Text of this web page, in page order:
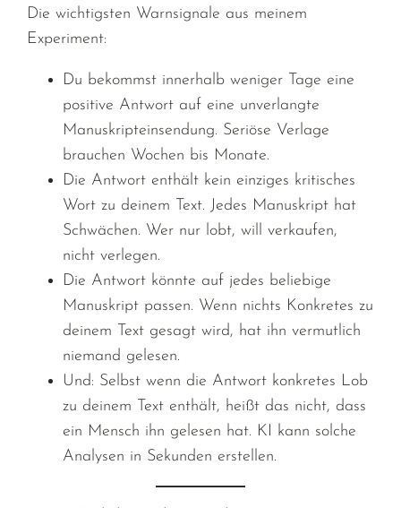
Die wichtigsten Warnsignale aus meinem
Experiment:
Du bekommst innerhalb weniger Tage eine
positive Antwort auf eine unverlangte
Manuskripteinsendung. Seriöse Verlage
brauchen Wochen bis Monate.
Die Antwort enthält kein einziges kritisches
Wort zu deinem Text. Jedes Manuskript hat
Schwächen. Wer nur lobt, will verkaufen,
nicht verlegen.
Die Antwort könnte auf jedes beliebige
Manuskript passen. Wenn nichts Konkretes zu
deinem Text gesagt wird, hat ihn vermutlich
niemand gelesen.
Und: Selbst wenn die Antwort konkretes Lob
zu deinem Text enthält, heißt das nicht, dass
ein Mensch ihn gelesen hat. KI kann solche
Analysen in Sekunden erstellen.